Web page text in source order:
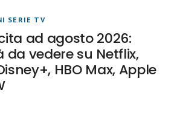
SERIE TV
ad agosto 2026:
vedere su Netflix,
HBO Max, Apple